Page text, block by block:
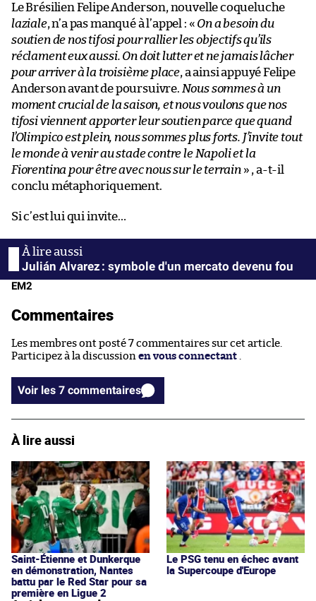
Le Brésilien Felipe Anderson, nouvelle coqueluche
laziale, n’a pas manqué à l’appel : « On a besoin du
soutien de nos tifosi pour rallier les objectifs qu’ils
réclament eux aussi. On doit lutter et ne jamais lâcher
pour arriver à la troisième place, a ainsi appuyé Felipe
Anderson avant de poursuivre. Nous sommes à un
moment crucial de la saison, et nous voulons que nos
tifosi viennent apporter leur soutien parce que quand
l’Olimpico est plein, nous sommes plus forts. J’invite tout
le monde à venir au stade contre le Napoli et la
Fiorentina pour être avec nous sur le terrain» , a-t-il
conclu métaphoriquement.
Si c’est lui qui invite…
Julián Alvarez : symbole d'un mercato devenu fou
EM2
Commentaires
Les membres ont posté 7 commentaires sur cet article.
Participez à la discussion en vous connectant
Voir les 7 commentaires
À lire aussi
Saint-Étienne et Dunkerque
en démonstration, Nantes
battu par le Red Star pour sa
première en Ligue 2
Le PSG tenu en échec avant
la Supercoupe d'Europe